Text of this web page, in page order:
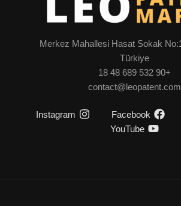
Merkez Mahallesi Hasat Sokak
Türkiye
+90 532 689 48 18
contact@leopatent.com
Facebook
Instagram
YouTube